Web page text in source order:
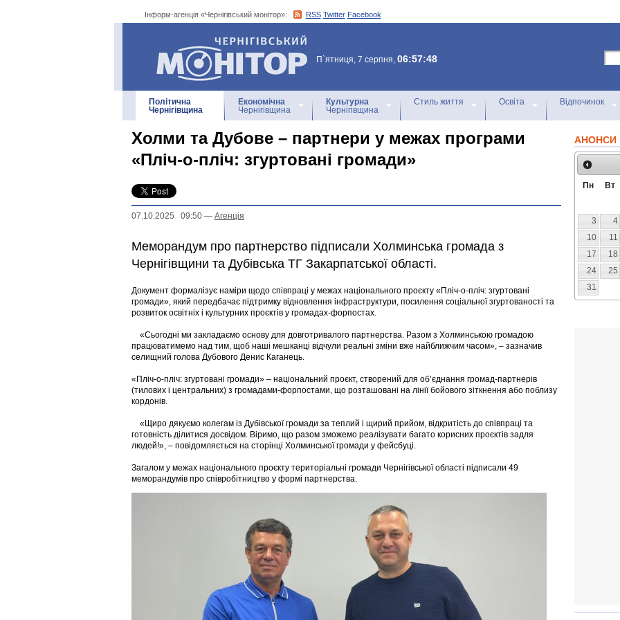
Інформ-агенція «Чернігівський монітор»: RSS Twitter Facebook
Інформ-агенція
«Чернігівський монітор»
П`ятниця, 7 серпня, 06:57:48
Політична
Чернігівщина
Економічна
Чернігівщина
Культурна
Чернігівщина
Стиль життя Освіта Відпочинок
Холми та Дубове – партнери у межах програми
«Пліч-о-пліч: згуртовані громади»
07.10.2025 09:50 — Агенцiя
Меморандум про партнерство підписали Холминська громада з
Чернігівщини та Дубівська ТГ Закарпатської області.
Документ формалізує наміри щодо співпраці у межах національного проєкту «Пліч-о-пліч: згуртовані
громади», який передбачає підтримку відновлення інфраструктури, посилення соціальної згуртованості та
розвиток освітніх і культурних проєктів у громадах-форпостах.
«Сьогодні ми закладаємо основу для довготривалого партнерства. Разом з Холминською громадою
працюватимемо над тим, щоб наші мешканці відчули реальні зміни вже найближчим часом», – зазначив
селищний голова Дубового Денис Каганець.
«Пліч-о-пліч: згуртовані громади» – національний проєкт, створений для об’єднання громад-партнерів
(тилових і центральних) з громадами-форпостами, що розташовані на лінії бойового зіткнення або поблизу
кордонів.
«Щиро дякуємо колегам із Дубівської громади за теплий і щирий прийом, відкритість до співпраці та
готовність ділитися досвідом. Віримо, що разом зможемо реалізувати багато корисних проєктів задля
людей!», – повідомляється на сторінці Холминської громади у фейсбуці.
Загалом у межах національного проєкту територіальні громади Чернігівської області підписали 49
меморандумів про співробітництво у формі партнерства.
АНОНСИ
Пн Вт
3
4
10
11
17
18
24
25
31